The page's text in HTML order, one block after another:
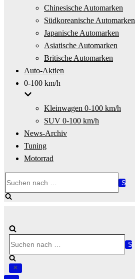
Chinesische Automarken
Südkoreanische Automarken
Japanische Automarken
Asiatische Automarken
Britische Automarken
Auto-Aktien
0-100 km/h
Kleinwagen 0-100 km/h
SUV 0-100 km/h
News-Archiv
Tuning
Motorrad
nach …
nach …